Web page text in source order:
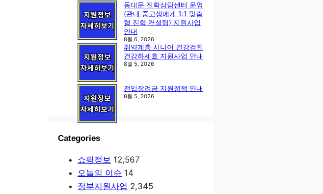
동대문 진학상담센터 운영
(관내 중고생에게 1:1 맞춤
형 진학 컨설팅) 지원사업
안내
8월 6, 2026
취약계층 시니어 건강검진
건강하세효 지원사업 안내
8월 5, 2026
전입장려금 지원정책 안내
8월 5, 2026
Categories
쇼핑정보 12,567
오늘의 이슈 14
정부지원사업 2,345